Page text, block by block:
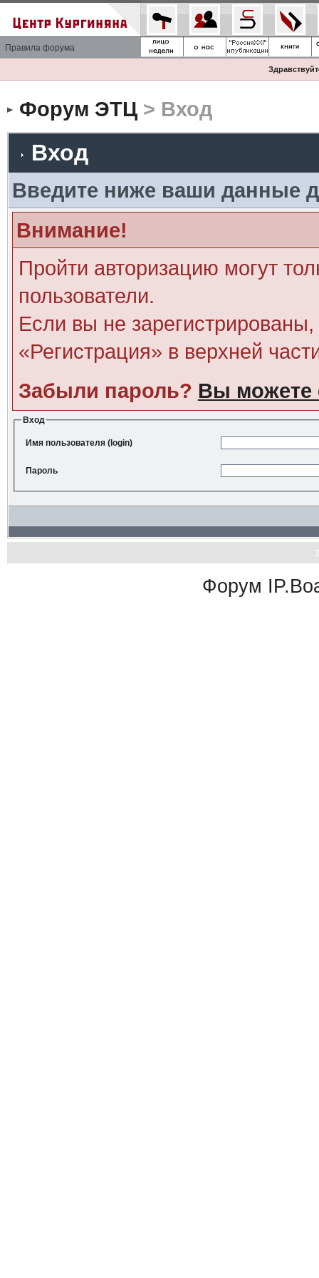
Правила форума
Форум ЭТЦ> Вход
Вход
Введите ниже ваши данные
Внимание!
Пройти авторизацию могут
пользователи.
Если вы не
«Регистрация» в верхней
Забыли пароль? Вы можете
Вход
Имя пользователя (login)
Пароль
Форум